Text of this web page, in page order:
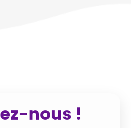
nous !